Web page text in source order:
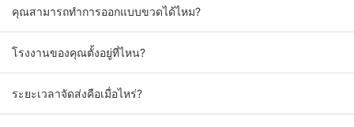
คุณสามารถทำการออกแบบขวดได้ไหม?
โรงงานของคุณตั้งอยู่ที่ไหน?
ระยะเวลาจัดส่งคือเมื่อไหร่?